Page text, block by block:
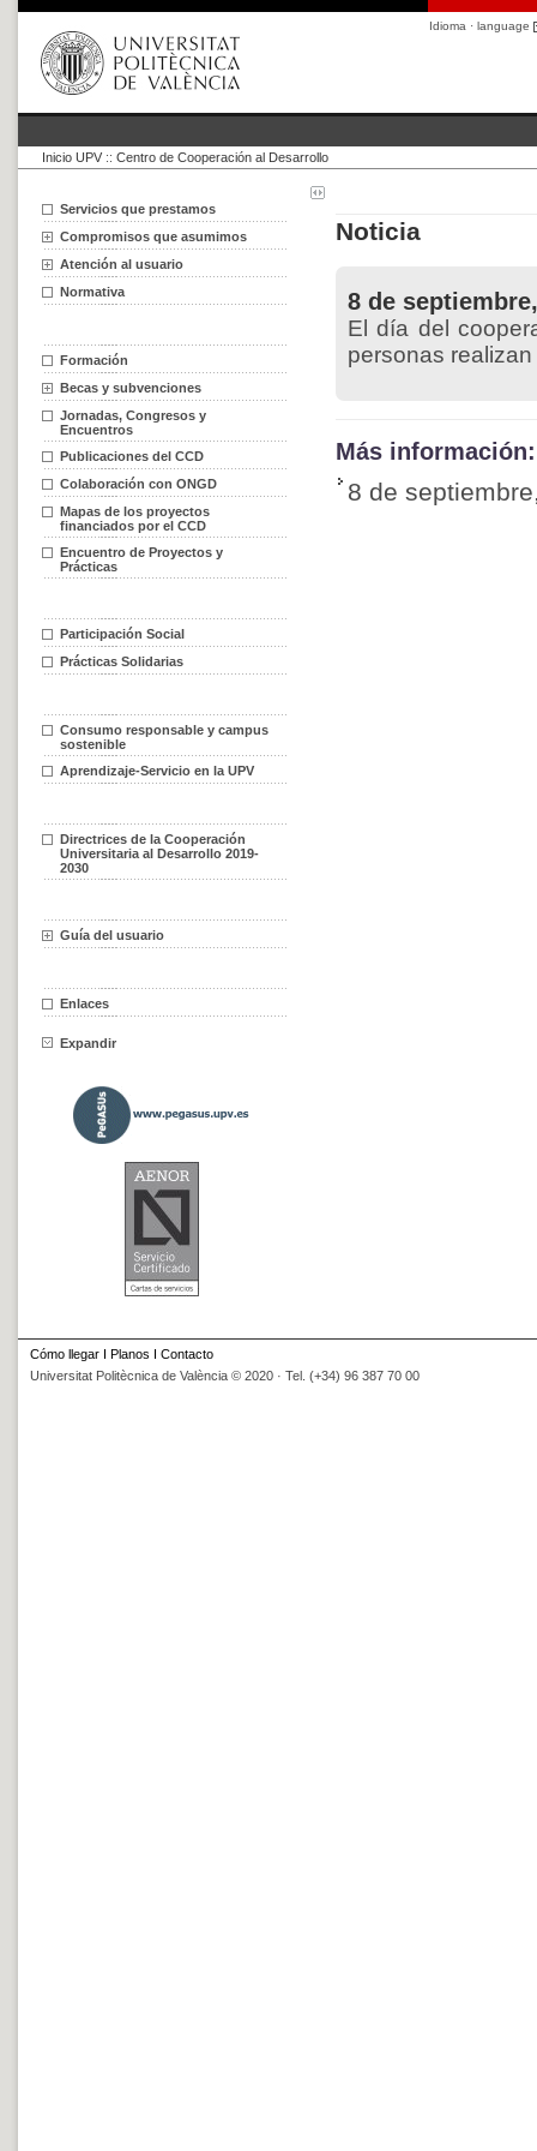
Idioma · language
Inicio UPV :: Centro de Cooperación al Desarrollo
Servicios que prestamos
Compromisos que asumimos
Atención al usuario
Normativa
Formación
Becas y subvenciones
Jornadas, Congresos y
Encuentros
Publicaciones del CCD
Colaboración con ONGD
Mapas de los proyectos
financiados por el CCD
Encuentro de Proyectos y
Prácticas
Participación Social
Prácticas Solidarias
Consumo responsable y campus
sostenible
Aprendizaje-Servicio en la UPV
Directrices de la Cooperación
Universitaria al Desarrollo 2019-
2030
Guía del usuario
Enlaces
Expandir
Noticia
8 de
El día del
personas
Más información:
8 de
Cómo llegar I Planos I Contacto
Universitat Politècnica de València © 2020 · Tel. (+34) 96 387 70 00